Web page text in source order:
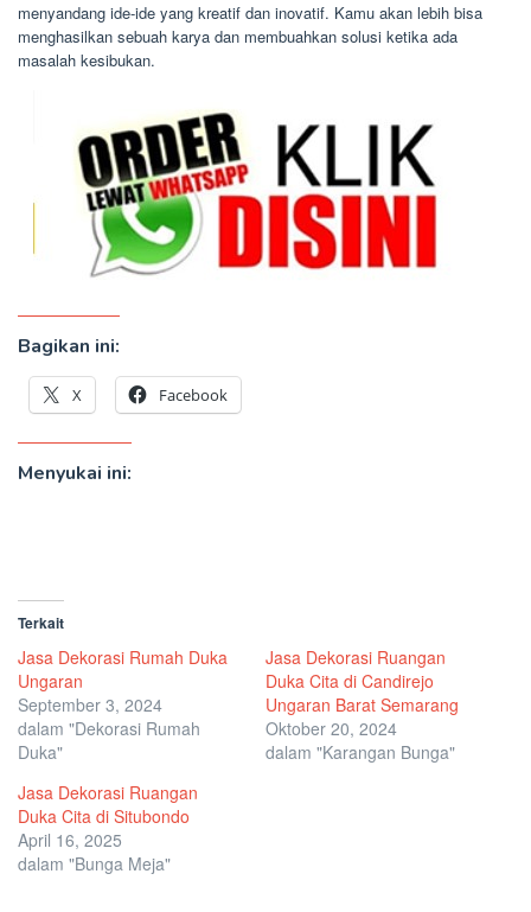
menyandang ide-ide yang kreatif dan inovatif. Kamu akan lebih bisa
menghasilkan sebuah karya dan membuahkan solusi ketika ada
masalah kesibukan.
Bagikan ini:
X Facebook
Menyukai ini:
Terkait
Jasa Dekorasi Rumah Duka
Ungaran
September 3, 2024
dalam "Dekorasi Rumah
Duka"
Jasa Dekorasi Ruangan
Duka Cita di Candirejo
Ungaran Barat Semarang
Oktober 20, 2024
dalam "Karangan Bunga"
Jasa Dekorasi Ruangan
Duka Cita di Situbondo
April 16, 2025
dalam "Bunga Meja"